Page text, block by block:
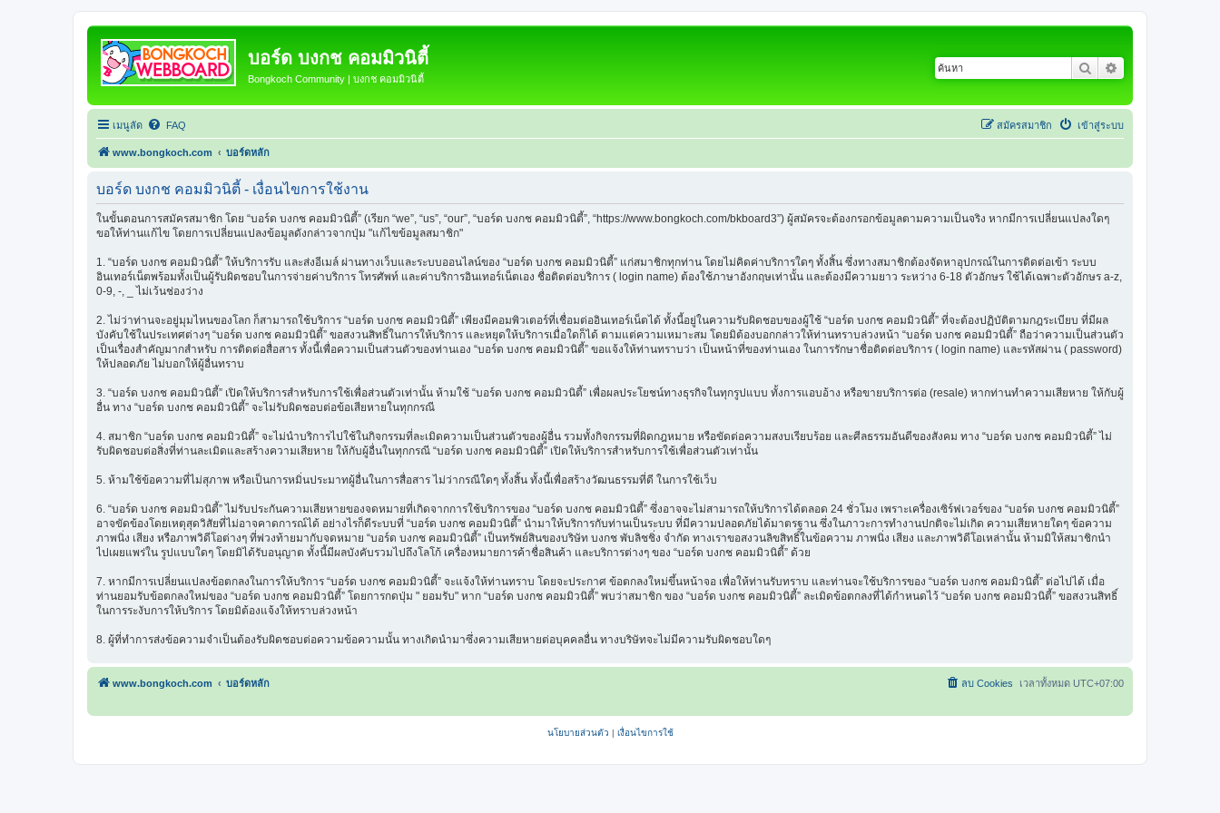
บอร์ด บงกช คอมมิวนิตี้
Bongkoch Community | บงกช คอมมิวนิตี้
ค้นหา
เมนูลัด FAQ เข้าสู่ระบบ
สมัครสมาชิก
www.bongkoch.com บอร์ดหลัก
บอร์ด บงกช คอมมิวนิตี้ - เงื่อนไขการใช้งาน
ในขั้นตอนการสมัครสมาชิก โดย “บอร์ด บงกช คอมมิวนิตี้” (เรียก “we”, “us”, “our”, “บอร์ด บงกช คอมมิวนิตี้”, “https://www.bongkoch.com/bkboard3”) ผู้สมัครจะต้องกรอกข้อมูลตามความเป็นจริง หากมีการเปลี่ยนแปลงใดๆ
ขอให้ท่านแก้ไข โดยการเปลี่ยนแปลงข้อมูลดังกล่าวจากปุ่ม "แก้ไขข้อมูลสมาชิก"
1. “บอร์ด บงกช คอมมิวนิตี้” ให้บริการรับ และส่งอีเมล์ ผ่านทางเว็บและระบบออนไลน์ของ “บอร์ด บงกช คอมมิวนิตี้” แก่สมาชิกทุกท่าน โดยไม่คิดค่าบริการใดๆ ทั้งสิ้น ซึ่งทางสมาชิกต้องจัดหาอุปกรณ์ในการติดต่อเข้า ระบบ
อินเทอร์เน็ตพร้อมทั้งเป็นผู้รับผิดชอบในการจ่ายค่าบริการ โทรศัพท์ และค่าบริการอินเทอร์เน็ตเอง ชื่อติดต่อบริการ ( login name) ต้องใช้ภาษาอังกฤษเท่านั้น และต้องมีความยาว ระหว่าง 6-18 ตัวอักษร ใช้ได้เฉพาะตัวอักษร a-z,
0-9, -, _ ไม่เว้นช่องว่าง
2. ไม่ว่าท่านจะอยู่มุมไหนของโลก ก็สามารถใช้บริการ “บอร์ด บงกช คอมมิวนิตี้” เพียงมีคอมพิวเตอร์ที่เชื่อมต่ออินเทอร์เน็ตได้ ทั้งนี้อยู่ในความรับผิดชอบของผู้ใช้ “บอร์ด บงกช คอมมิวนิตี้” ที่จะต้องปฏิบัติตามกฎระเบียบ ที่มีผล
บังคับใช้ในประเทศต่างๆ “บอร์ด บงกช คอมมิวนิตี้” ขอสงวนสิทธิ์ในการให้บริการ และหยุดให้บริการเมื่อใดก็ได้ ตามแต่ความเหมาะสม โดยมิต้องบอกกล่าวให้ท่านทราบล่วงหน้า “บอร์ด บงกช คอมมิวนิตี้” ถือว่าความเป็นส่วนตัว
เป็นเรื่องสำคัญมากสำหรับ การติดต่อสื่อสาร ทั้งนี้เพื่อความเป็นส่วนตัวของท่านเอง “บอร์ด บงกช คอมมิวนิตี้” ขอแจ้งให้ท่านทราบว่า เป็นหน้าที่ของท่านเอง ในการรักษาชื่อติดต่อบริการ ( login name) และรหัสผ่าน ( password)
ให้ปลอดภัย ไม่บอกให้ผู้อื่นทราบ
3. “บอร์ด บงกช คอมมิวนิตี้” เปิดให้บริการสำหรับการใช้เพื่อส่วนตัวเท่านั้น ห้ามใช้ “บอร์ด บงกช คอมมิวนิตี้” เพื่อผลประโยชน์ทางธุรกิจในทุกรูปแบบ ทั้งการแอบอ้าง หรือขายบริการต่อ (resale) หากท่านทำความเสียหาย ให้กับผู้
อื่น ทาง “บอร์ด บงกช คอมมิวนิตี้” จะไม่รับผิดชอบต่อข้อเสียหายในทุกกรณี
4. สมาชิก “บอร์ด บงกช คอมมิวนิตี้” จะไม่นำบริการไปใช้ในกิจกรรมที่ละเมิดความเป็นส่วนตัวของผู้อื่น รวมทั้งกิจกรรมที่ผิดกฎหมาย หรือขัดต่อความสงบเรียบร้อย และศีลธรรมอันดีของสังคม ทาง “บอร์ด บงกช คอมมิวนิตี้” ไม่
รับผิดชอบต่อสิ่งที่ท่านละเมิดและสร้างความเสียหาย ให้กับผู้อื่นในทุกกรณี “บอร์ด บงกช คอมมิวนิตี้” เปิดให้บริการสำหรับการใช้เพื่อส่วนตัวเท่านั้น
5. ห้ามใช้ข้อความที่ไม่สุภาพ หรือเป็นการหมิ่นประมาทผู้อื่นในการสื่อสาร ไม่ว่ากรณีใดๆ ทั้งสิ้น ทั้งนี้เพื่อสร้างวัฒนธรรมที่ดี ในการใช้เว็บ
6. “บอร์ด บงกช คอมมิวนิตี้” ไม่รับประกันความเสียหายของจดหมายที่เกิดจากการใช้บริการของ “บอร์ด บงกช คอมมิวนิตี้” ซึ่งอาจจะไม่สามารถให้บริการได้ตลอด 24 ชั่วโมง เพราะเครื่องเซิร์ฟเวอร์ของ “บอร์ด บงกช คอมมิวนิตี้”
อาจขัดข้องโดยเหตุสุดวิสัยที่ไม่อาจคาดการณ์ได้ อย่างไรก็ดีระบบที่ “บอร์ด บงกช คอมมิวนิตี้” นำมาให้บริการกับท่านเป็นระบบ ที่มีความปลอดภัยได้มาตรฐาน ซึ่งในภาวะการทำงานปกติจะไม่เกิด ความเสียหายใดๆ ข้อความ
ภาพนิ่ง เสียง หรือภาพวิดีโอต่างๆ ที่พ่วงท้ายมากับจดหมาย “บอร์ด บงกช คอมมิวนิตี้” เป็นทรัพย์สินของบริษัท บงกช พับลิชชิ่ง จำกัด ทางเราขอสงวนลิขสิทธิ์ในข้อความ ภาพนิ่ง เสียง และภาพวิดีโอเหล่านั้น ห้ามมิให้สมาชิกนำ
ไปเผยแพร่ใน รูปแบบใดๆ โดยมิได้รับอนุญาต ทั้งนี้มีผลบังคับรวมไปถึงโลโก้ เครื่องหมายการค้าชื่อสินค้า และบริการต่างๆ ของ “บอร์ด บงกช คอมมิวนิตี้” ด้วย
7. หากมีการเปลี่ยนแปลงข้อตกลงในการให้บริการ “บอร์ด บงกช คอมมิวนิตี้” จะแจ้งให้ท่านทราบ โดยจะประกาศ ข้อตกลงใหม่ขึ้นหน้าจอ เพื่อให้ท่านรับทราบ และท่านจะใช้บริการของ “บอร์ด บงกช คอมมิวนิตี้” ต่อไปได้ เมื่อ
ท่านยอมรับข้อตกลงใหม่ของ “บอร์ด บงกช คอมมิวนิตี้” โดยการกดปุ่ม " ยอมรับ" หาก “บอร์ด บงกช คอมมิวนิตี้” พบว่าสมาชิก ของ “บอร์ด บงกช คอมมิวนิตี้” ละเมิดข้อตกลงที่ได้กำหนดไว้ “บอร์ด บงกช คอมมิวนิตี้” ขอสงวนสิทธิ์
ในการระงับการให้บริการ โดยมิต้องแจ้งให้ทราบล่วงหน้า
8. ผู้ที่ทำการส่งข้อความจำเป็นต้องรับผิดชอบต่อความข้อความนั้น ทางเกิดนำมาซึ่งความเสียหายต่อบุคคลอื่น ทางบริษัทจะไม่มีความรับผิดชอบใดๆ
www.bongkoch.com บอร์ดหลัก เวลาทั้งหมด UTC+07:00
ลบ Cookies
นโยบายส่วนตัว | เงื่อนไขการใช้